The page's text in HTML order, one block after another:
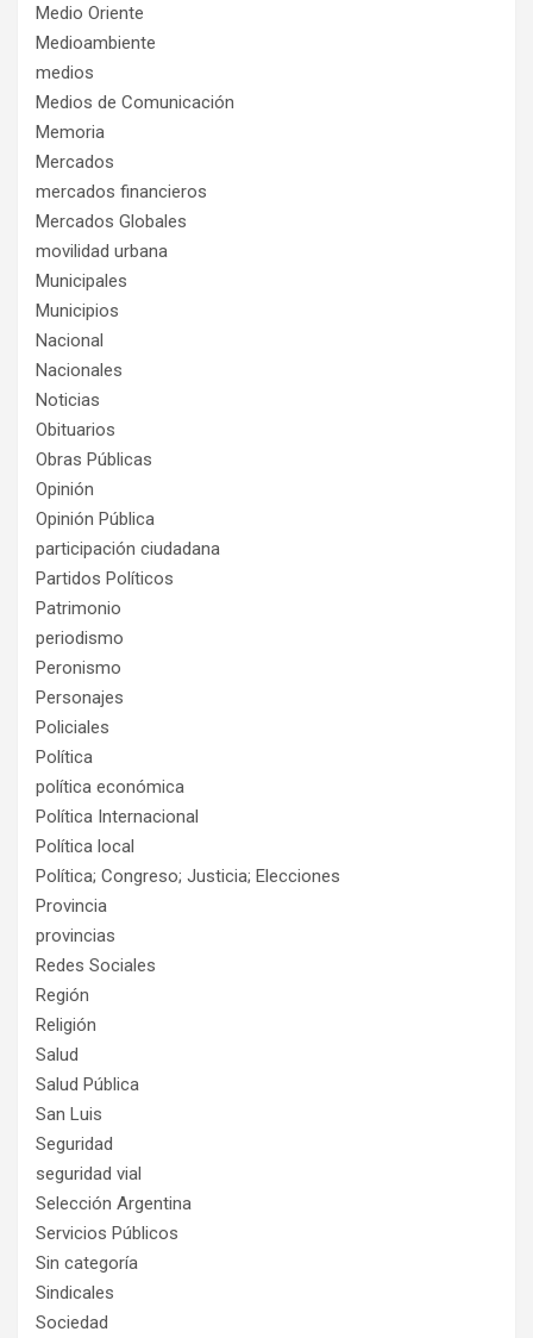
Medio Oriente
Medioambiente
medios
Medios de Comunicación
Memoria
Mercados
mercados financieros
Mercados Globales
movilidad urbana
Municipales
Municipios
Nacional
Nacionales
Noticias
Obituarios
Obras Públicas
Opinión
Opinión Pública
participación ciudadana
Partidos Políticos
Patrimonio
periodismo
Peronismo
Personajes
Policiales
Política
política económica
Política Internacional
Política local
Política; Congreso; Justicia; Elecciones
Provincia
provincias
Redes Sociales
Región
Religión
Salud
Salud Pública
San Luis
Seguridad
seguridad vial
Selección Argentina
Servicios Públicos
Sin categoría
Sindicales
Sociedad